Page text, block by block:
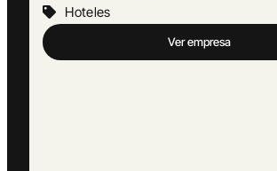
Hoteles
Ver empresa